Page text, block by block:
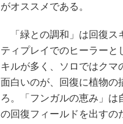
がオススメである。
「緑との調和」は回復ス
ティプレイでのヒーラーと
キルが多く、ソロではクマ
面白いのが、回復に植物の
ろ。「フンガルの恵み」は
の回復フィールドを出すの